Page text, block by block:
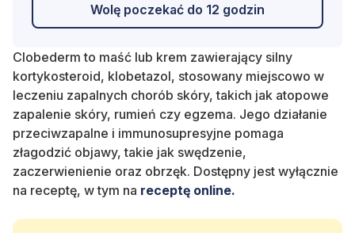
Wolę poczekać do 12 godzin
Clobederm to maść lub krem zawierający silny
kortykosteroid, klobetazol, stosowany miejscowo w
leczeniu zapalnych chorób skóry, takich jak atopowe
zapalenie skóry, rumień czy egzema. Jego działanie
przeciwzapalne i immunosupresyjne pomaga
złagodzić objawy, takie jak swędzenie,
zaczerwienienie oraz obrzęk. Dostępny jest wyłącznie
na receptę, w tym na receptę online.